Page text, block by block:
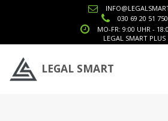
030 69 20 51 750
MO-FR: 9:00 UHR -
LEGAL SMART PLUS
LEGAL SMART
Tag: